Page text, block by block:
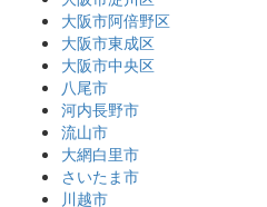
大阪市阿倍野区
大阪市東成区
大阪市中央区
八尾市
河内長野市
流山市
大網白里市
さいたま市
川越市